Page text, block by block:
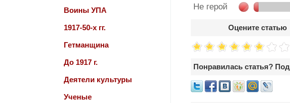
Не герой
Оцените статью
Понравилась статья?
Воины УПА
1917-50-х гг.
Гетманщина
До 1917 г.
Деятели культуры
Ученые